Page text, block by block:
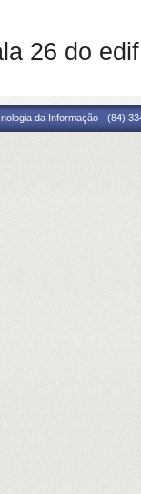
26 do
da Informação - (84)